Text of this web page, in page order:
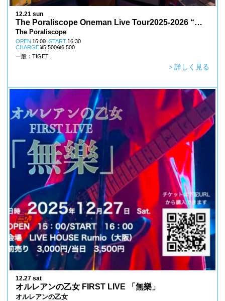
12.21 sun
The Poraliscope Oneman Live Tour2025-2026 “ド
ーパミンギャンブル”
The Poraliscope
OPEN 16:00 START 16:30
CHARGE¥5,500/¥6,500
一般：TIGET...
＞詳しく見る
12.27 sat
オルレアンの乙女 FIRST LIVE 「無樂」
オルレアンの乙女